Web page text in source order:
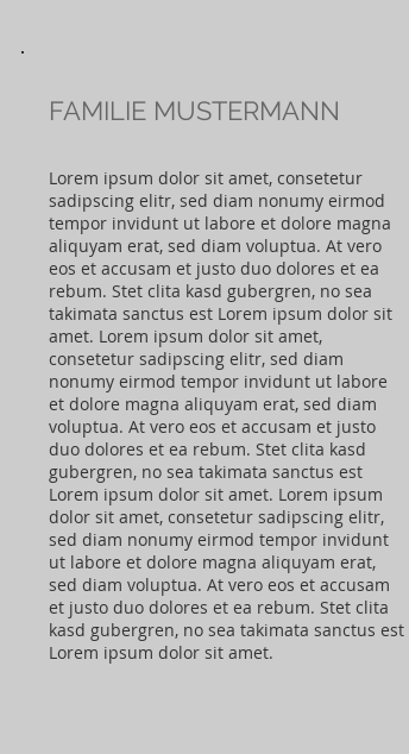
FAMILIE MUSTERMANN
Lorem ipsum dolor sit amet, consetetur
sadipscing elitr, sed diam nonumy eirmod
tempor invidunt ut labore et dolore magna
aliquyam erat, sed diam voluptua. At vero
eos et accusam et justo duo dolores et ea
rebum. Stet clita kasd gubergren, no sea
takimata sanctus est Lorem ipsum dolor sit
amet. Lorem ipsum dolor sit amet,
consetetur sadipscing elitr, sed diam
nonumy eirmod tempor invidunt ut labore
et dolore magna aliquyam erat, sed diam
voluptua. At vero eos et accusam et justo
duo dolores et ea rebum. Stet clita kasd
gubergren, no sea takimata sanctus est
Lorem ipsum dolor sit amet. Lorem ipsum
dolor sit amet, consetetur sadipscing elitr,
sed diam nonumy eirmod tempor invidunt
ut labore et dolore magna aliquyam erat,
sed diam voluptua. At vero eos et accusam
et justo duo dolores et ea rebum. Stet clita
kasd gubergren, no sea takimata sanctus est
Lorem ipsum dolor sit amet.